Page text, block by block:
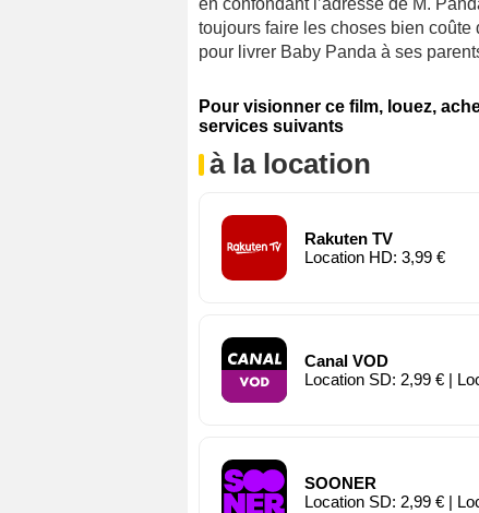
en confondant l’adresse de M.
toujours faire les choses bien coûte
pour livrer Baby Panda à ses
Pour visionner ce film, louez,
services suivants
à la location
Rakuten TV
Location HD: 3,99 €
Canal VOD
Location SD: 2,99 € |
SOONER
Location SD: 2,99 € |